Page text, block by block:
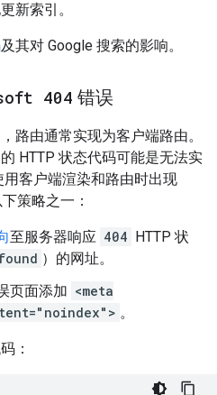
新索引。
及其对 Google 搜索的影响。
404 错误
路由通常实现为客户端路由。
HTTP 状态代码可能是无法实
客户端渲染和路由时出现
策略之一：
至服务器响应 404 HTTP 状
）的网址。
页面添加 <meta
。
：